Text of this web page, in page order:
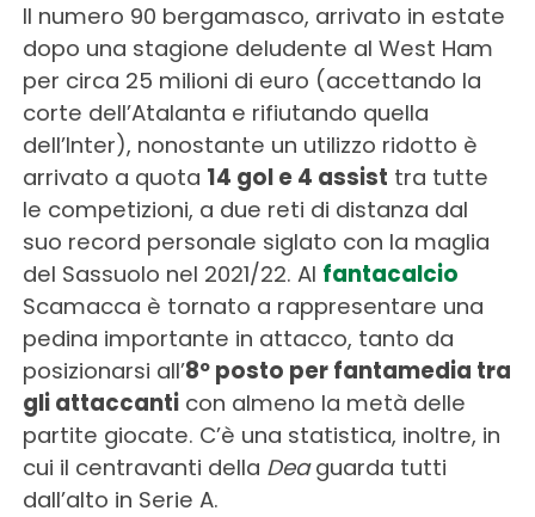
Il numero 90 bergamasco, arrivato in estate
dopo una stagione deludente al West Ham
per circa 25 milioni di euro (accettando la
corte dell’Atalanta e rifiutando quella
dell’Inter), nonostante un utilizzo ridotto è
arrivato a quota 14 gol e 4 assist tra tutte
le competizioni, a due reti di distanza dal
suo record personale siglato con la maglia
del Sassuolo nel 2021/22. Al fantacalcio
Scamacca è tornato a rappresentare una
pedina importante in attacco, tanto da
posizionarsi all’8º posto per fantamedia tra
gli attaccanticon almeno la metà delle
partite giocate. C’è una statistica, inoltre, in
cui il centravanti della Deaguarda tutti
dall’alto in Serie A.